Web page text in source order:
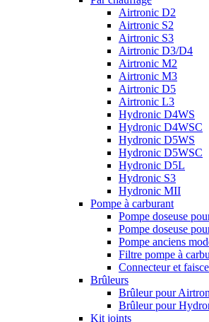
Airtronic D2
Airtronic S2
Airtronic S3
Airtronic D3/D4
Airtronic M2
Airtronic M3
Airtronic D5
Airtronic L3
Hydronic D4WS
Hydronic D4WSC
Hydronic D5WS
Hydronic D5WSC
Hydronic D5L
Hydronic S3
Hydronic MII
Pompe à carburant
Pompe doseuse
Pompe doseuse
Pompe anciens
Filtre pompe à
Connecteur et
Brûleurs
Brûleur pour
Brûleur pour
Kit joints